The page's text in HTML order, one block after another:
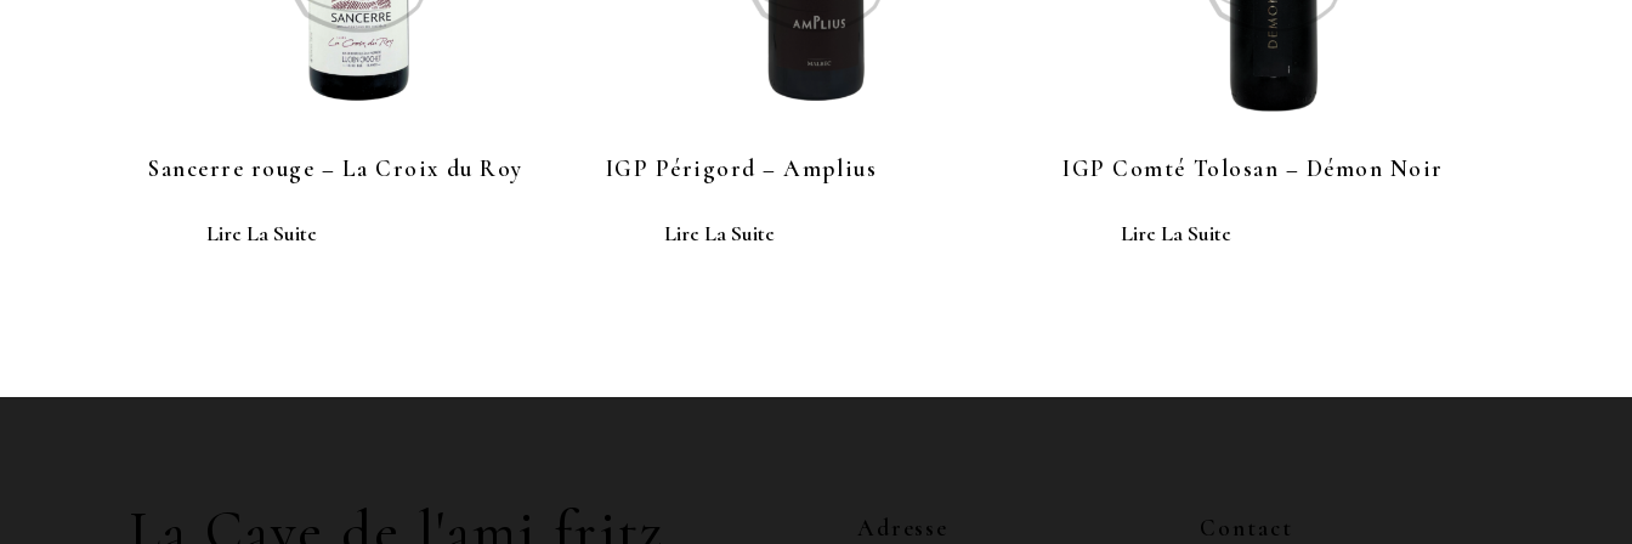
Sancerre rouge – La Croix du Roy
Lire La Suite
IGP Périgord – Amplius
Lire La Suite
IGP Comté Tolosan – Démon Noir
Lire La Suite
Adresse Contact